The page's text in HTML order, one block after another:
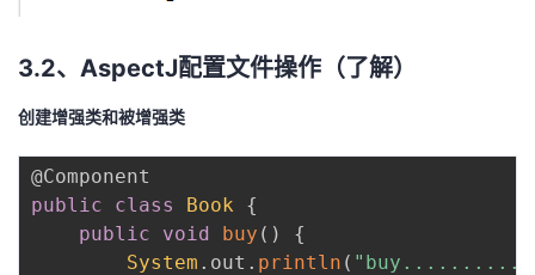
3.2、AspectJ配置文件操作（了解）
创建增强类和被增强类
@Component
public
class Book
{
public
void buy ( )
{
System . out . println (